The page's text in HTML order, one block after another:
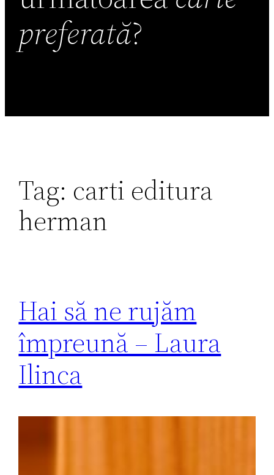
preferată?
Tag: carti editura
herman
Hai să ne rujăm
împreună – Laura
Ilinca